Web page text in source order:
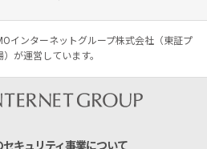
インターネットグループ株式会社（東証プ
）が運営しています。
キュリティ事業について